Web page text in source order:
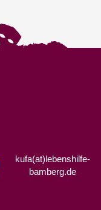
kufa(at)lebenshilfe-
bamberg.de